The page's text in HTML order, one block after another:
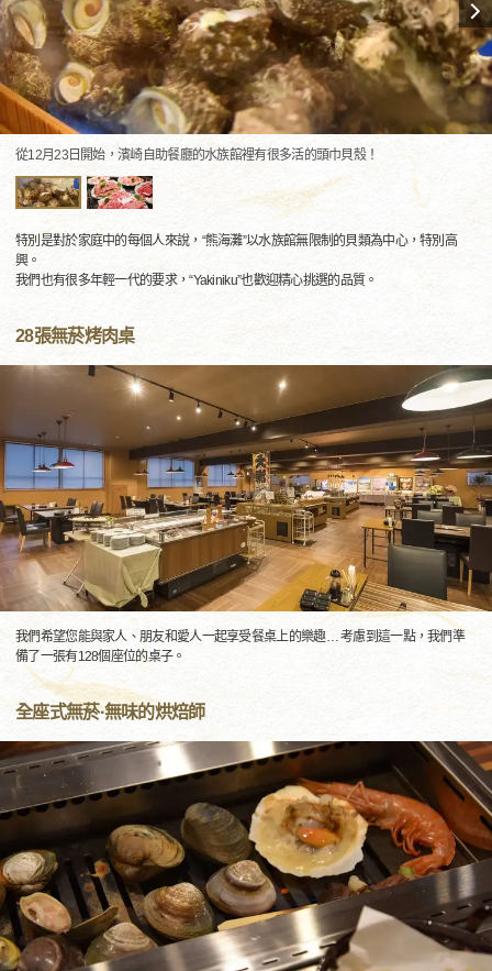
從12月23日開始，濱崎自助餐廳的水族館裡有很多活的頭巾貝殼！
特別是對於家庭中的每個人來說，“熊海灘”以水族館無限制的貝類為中心，特別高
興。
我們也有很多年輕一代的要求，“Yakiniku”也歡迎精心挑選的品質。
28張無菸烤肉桌
我們希望您能與家人、朋友和愛人一起享受餐桌上的樂趣… 考慮到這一點，我們準
備了一張有128個座位的桌子。
全座式無菸·無味的烘焙師